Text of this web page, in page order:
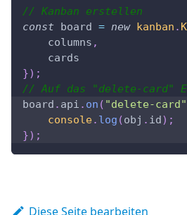
// Kanban erstellen
const board = new kanban .
    columns
,
    cards
}) ;
// Auf das "delete-card"
board . api . on ( "delete-card"
console. log (obj . id) ;
}) ;
Diese Seite bearbeiten